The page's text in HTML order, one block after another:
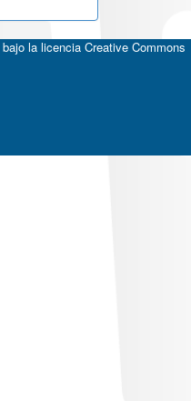
la licencia Creative Commons